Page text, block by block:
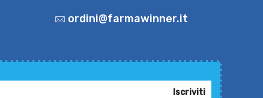
ordini@farmawinner.it
Iscriviti